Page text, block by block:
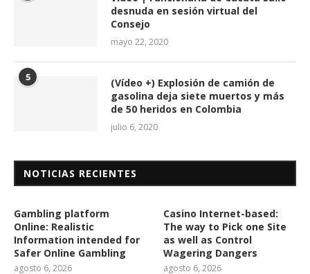
desnuda en sesión virtual del
Consejo
mayo 22, 2020
5
(Vídeo +) Explosión de camión de
gasolina deja siete muertos y más
de 50 heridos en Colombia
julio 6, 2020
NOTICIAS RECIENTES
Gambling platform
Online: Realistic
Information intended for
Safer Online Gambling
agosto 6, 2026
Casino Internet-based:
The way to Pick one Site
as well as Control
Wagering Dangers
agosto 6, 2026